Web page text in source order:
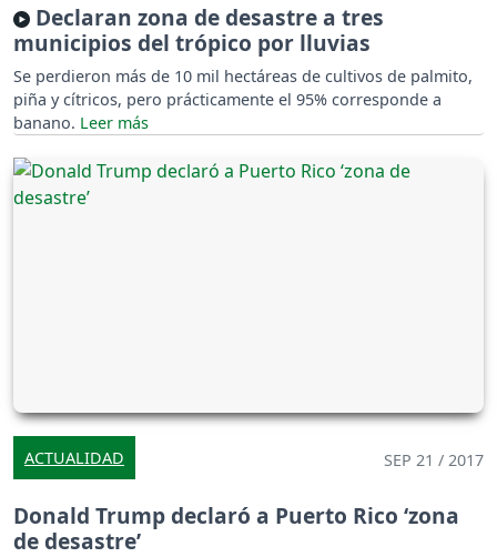
Declaran zona de desastre a tres
municipios del trópico por lluvias
Se perdieron más de 10 mil hectáreas de cultivos de palmito,
piña y cítricos, pero prácticamente el 95% corresponde a
banano.
ACTUALIDAD SEP 21 / 2017
Donald Trump declaró a Puerto Rico ‘zona
de desastre’